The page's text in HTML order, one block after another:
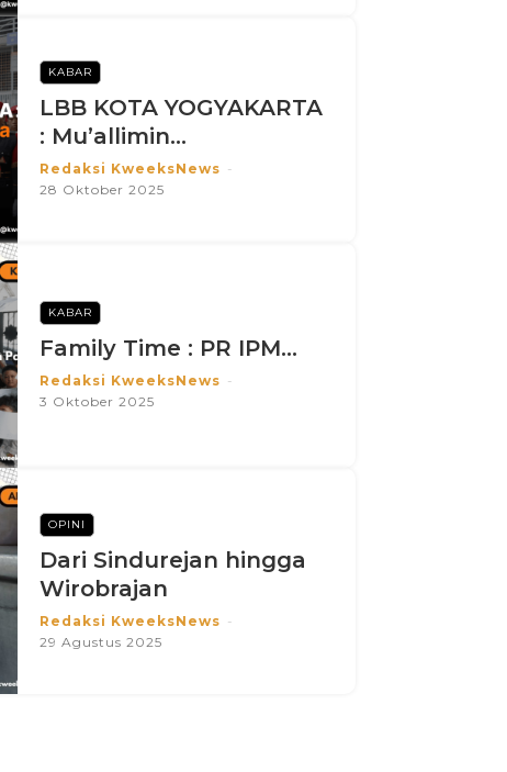
KABAR
LBB KOTA YOGYAKARTA
: Mu’allimin...
Redaksi KweeksNews -
28 Oktober 2025
KABAR
Family Time : PR IPM...
Redaksi KweeksNews -
3 Oktober 2025
OPINI
Dari Sindurejan hingga
Wirobrajan
Redaksi KweeksNews -
29 Agustus 2025